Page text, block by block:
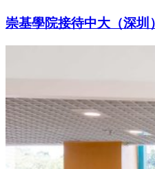
崇基學院接待中大（深圳